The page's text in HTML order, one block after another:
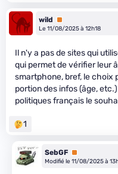
wild
Premium
Le 11/08/2025 à 12h18
Il n'y a pas de sites qui
qui permet de vérifier leur
smartphone, bref, le choix
portion des infos (âge,
politiques français le
1
SebGF Premium
Modifié le 11/08/2025 à